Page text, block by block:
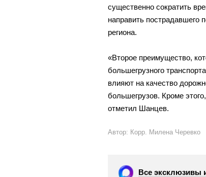
существенно сократить
направить пострадавшего
региона.
«Второе преимущество,
большегрузного
влияют на качество
большегрузов. Кроме
отметил Шанцев.
Автор: Корр. Милена Черевко
Все эксклюзивы